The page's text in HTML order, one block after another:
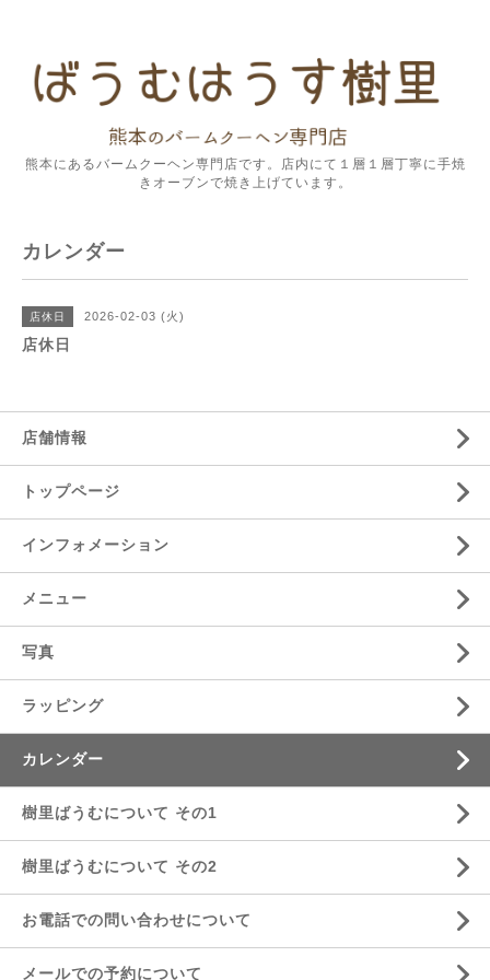
熊本にあるバームクーヘン専門店です。店内にて１層１層丁寧に手焼
きオーブンで焼き上げています。
カレンダー
店休日 2026-02-03 (火)
店休日
店舗情報
トップページ
インフォメーション
メニュー
写真
ラッピング
カレンダー
樹里ばうむについて その1
樹里ばうむについて その2
お電話での問い合わせについて
メールでの予約について